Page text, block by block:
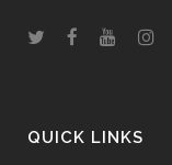
QUICK LINKS